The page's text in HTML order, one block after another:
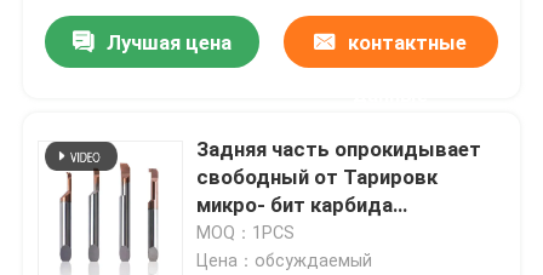
Продукция
Лучшая цена контактные
Задняя часть опрокидывает
свободный от Тарировк
микро- бит карбида
вольфрама борштанг с
резцами
MOQ：1PCS
Цена：обсуждаемый